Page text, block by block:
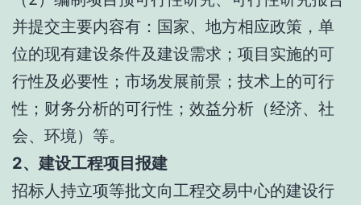
并提交主要内容有：国家、地方相应政策，单
位的现有建设条件及建设需求；项目实施的可
行性及必要性；市场发展前景；技术上的可行
性；财务分析的可行性；效益分析（经济、社
会、环境）等。
2、建设工程项目报建
招标人持立项等批文向工程交易中心的建设行